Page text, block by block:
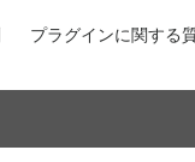
プラグインに関する